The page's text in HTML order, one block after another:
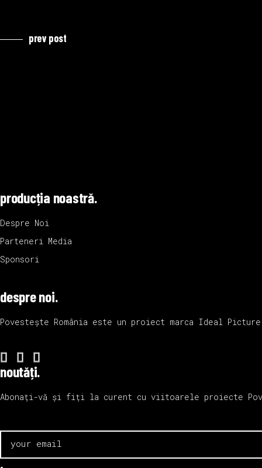
prev post
producția noastră.
Despre Noi
Parteneri Media
Sponsori
despre noi.
Povestește România este un proiect marca Ideal
noutăți.
Abonați-vă și fiți la curent cu viitoarele proiecte